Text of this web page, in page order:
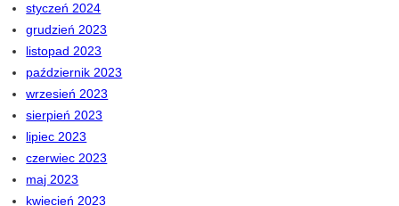
styczeń 2024
grudzień 2023
listopad 2023
październik 2023
wrzesień 2023
sierpień 2023
lipiec 2023
czerwiec 2023
maj 2023
kwiecień 2023